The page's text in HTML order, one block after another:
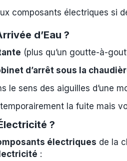
composants électriques si
d’Eau ?
(plus qu’un goutte-à-
d’arrêt sous la
le sens des aiguilles d’une
la fuite mais
?
électriques de la
: